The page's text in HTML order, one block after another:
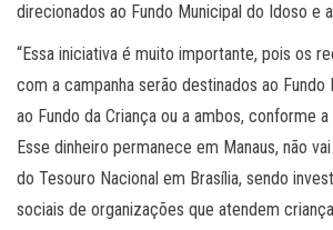
direcionados ao Fundo Municipal do Idoso e
“Essa iniciativa é muito importante, pois os
com a campanha serão destinados ao Fundo
ao Fundo da Criança ou a ambos, conforme
Esse dinheiro permanece em Manaus, não
do Tesouro Nacional em Brasília, sendo
sociais de organizações que atendem